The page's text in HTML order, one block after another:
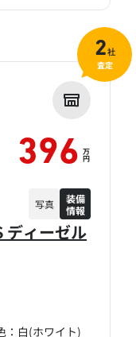
ディーゼル
：白(ホワイト)
396 万
円
写真
装備
情報
2社
査定